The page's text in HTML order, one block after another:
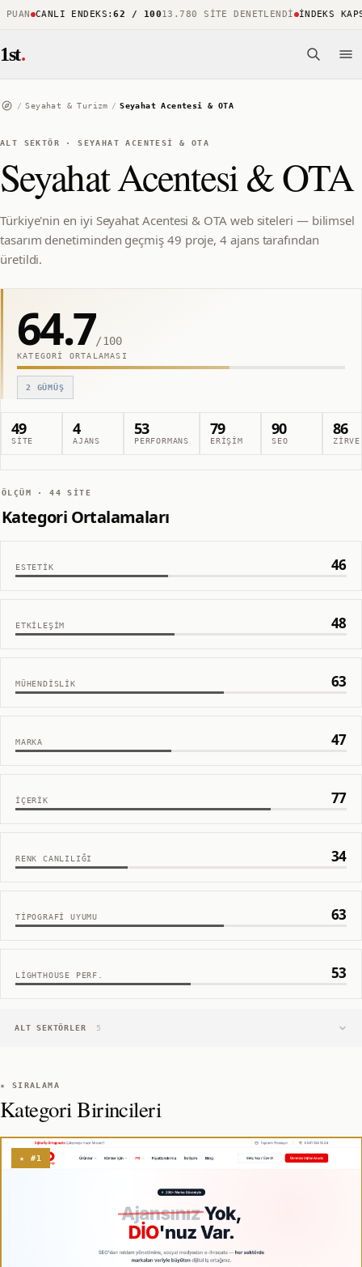
CANLI ENDEKS:62 / 10013.780 SITE DENETLENDI İNDEKS
1st.
/ Seyahat & Turizm / Seyahat Acentesi & OTA
ALT SEKTÖR ·SEYAHAT ACENTESI & OTA
Seyahat Acentesi & OTA
Türkiye'nin en iyi Seyahat Acentesi & OTA web siteleri — bilimsel
tasarım denetiminden geçmiş 49 proje, 4 ajans tarafından
üretildi.
64.7/100
KATEGORI ORTALAMASI
2 GÜMÜŞ
49
SITE
4
AJANS
53
PERFORMANS
79
ERIŞIM
90
SEO
86
ZIRVE
ÖLÇÜM ·44 SITE
Kategori Ortalamaları
ESTETIK 46
ETKILEŞIM 48
MÜHENDISLIK 63
MARKA 47
İÇERIK 77
RENK CANLILIĞI 34
TIPOGRAFI UYUMU 63
LIGHTHOUSE PERF. 53
ALT SEKTÖRLER 5
★ SIRALAMA
Kategori Birincileri
★ #1